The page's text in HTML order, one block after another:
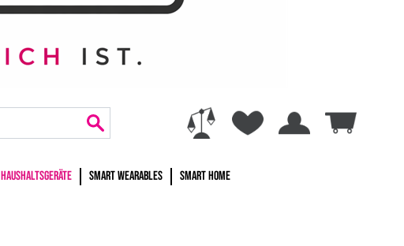
HAUSHALTSGERÄTE SMART WEARABLES SMART HOME